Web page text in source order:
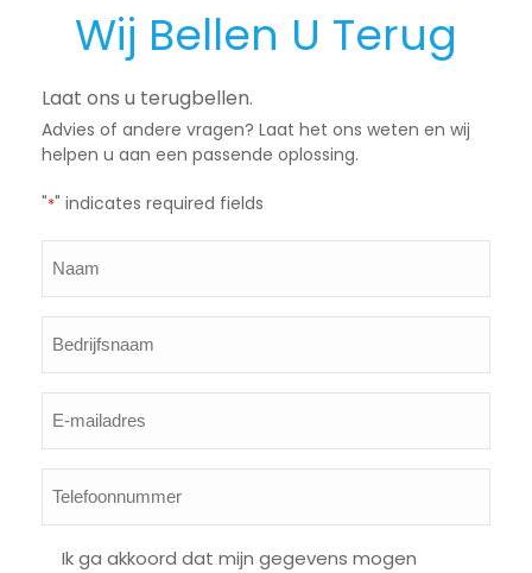
Wij Bellen U Terug
Laat ons u terugbellen.
Advies of andere vragen? Laat het ons weten en wij
helpen u aan een passende oplossing.
"*" indicates required fields
mailadres
Privacy
Ik ga akkoord dat mijn gegevens mogen